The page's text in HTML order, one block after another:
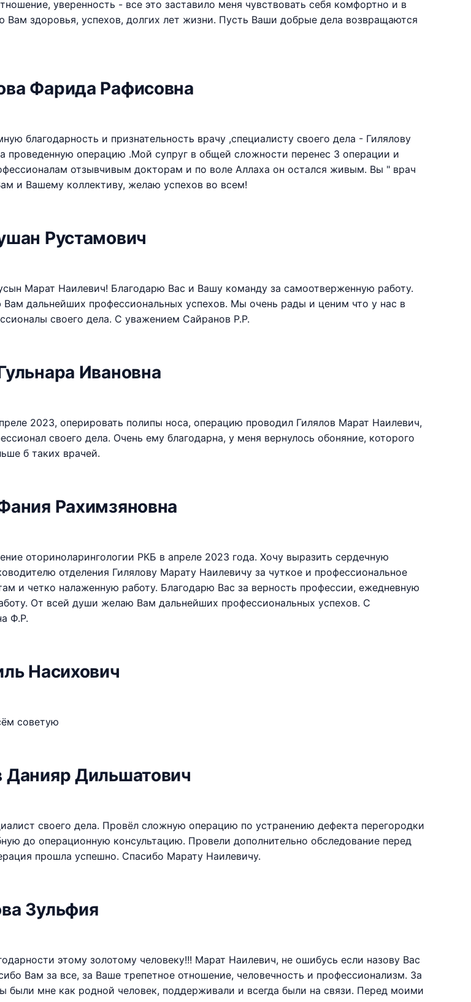
уверенность - все это заставило меня чувствовать себя комфортно и в
Вам здоровья, успехов, долгих лет жизни. Пусть Ваши добрые дела возвращаются
Фарида Рафисовна
благодарность и признательность врачу ,специалисту своего дела - Гилялову
проведенную операцию .Мой супруг в общей сложности перенес 3 операции и
отзывчивым докторам и по воле Аллаха он остался живым. Вы " врач
и Вашему коллективу, желаю успехов во всем!
Рустамович
Марат Наилевич! Благодарю Вас и Вашу команду за самоотверженную работу.
дальнейших профессиональных успехов. Мы очень рады и ценим что у нас в
своего дела. С уважением Сайранов Р.Р.
Ивановна
2023, оперировать полипы носа, операцию проводил Гилялов Марат Наилевич,
своего дела. Очень ему благодарна, у меня вернулось обоняние, которого
б таких врачей.
Рахимзяновна
оториноларингологии РКБ в апреле 2023 года. Хочу выразить сердечную
отделения Гилялову Марату Наилевичу за чуткое и профессиональное
и четко налаженную работу. Благодарю Вас за верность профессии, ежедневную
От всей души желаю Вам дальнейших профессиональных успехов. С
Ф.Р.
Насихович
советую
Данияр Дильшатович
своего дела. Провёл сложную операцию по устранению дефекта перегородки
до операционную консультацию. Провели дополнительно обследование перед
прошла успешно. Спасибо Марату Наилевичу.
Зульфия
этому золотому человеку!!! Марат Наилевич, не ошибусь если назову Вас
Вам за все, за Ваше трепетное отношение, человечность и профессионализм. За
были мне как родной человек, поддерживали и всегда были на связи. Перед моими